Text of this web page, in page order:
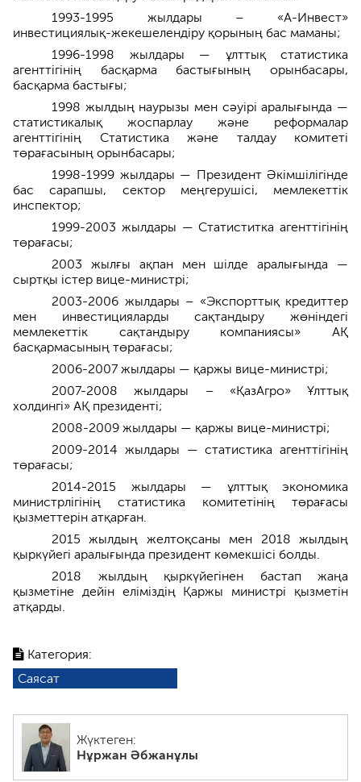
Категория:
Саясат
Жүктеген:
Нұржан Әбжанұлы
1993-1995 жылдары – «А-Инвест»
инвестициялық-жекешелендіру қорының бас маманы;
1996-1998 жылдары — ұлттық статистика
агенттігінің басқарма бастығының орынбасары,
басқарма бастығы;
1998 жылдың наурызы мен сәуірі аралығында —
статистикалық жоспарлау және реформалар
агенттігінің Статистика және талдау комитеті
төрағасының орынбасары;
1998-1999 жылдары — Президент Әкімшілігінде
бас сарапшы, сектор меңгерушісі, мемлекеттік
инспектор;
1999-2003 жылдары — Статиститка агенттігінің
төрағасы;
2003 жылғы ақпан мен шілде аралығында —
сыртқы істер вице-министрі;
2003-2006 жылдары – «Экспорттық кредиттер
мен инвестицияларды сақтандыру жөніндегі
мемлекеттік сақтандыру компаниясы» АҚ
басқармасының төрағасы;
2006-2007 жылдары — қаржы вице-министрі;
2007-2008 жылдары – «ҚазАгро» Ұлттық
холдингі» АҚ президенті;
2008-2009 жылдары — қаржы вице-министрі;
2009-2014 жылдары — статистика агенттігінің
төрағасы;
2014-2015 жылдары — ұлттық экономика
министрлігінің статистика комитетінің төрағасы
қызметтерін атқарған.
2015 жылдың желтоқсаны мен 2018 жылдың
қыркүйегі аралығында президент көмекшісі болды.
2018 жылдың қыркүйегінен бастап жаңа
қызметіне дейін еліміздің Қаржы министрі қызметін
атқарды.